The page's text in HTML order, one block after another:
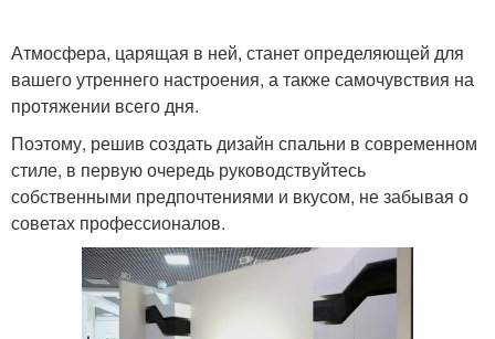
Атмосфера, царящая в ней, станет определяющей для
вашего утреннего настроения, а также самочувствия на
протяжении всего дня.
Поэтому, решив создать дизайн спальни в современном
стиле, в первую очередь руководствуйтесь
собственными предпочтениями и вкусом, не забывая о
советах профессионалов.